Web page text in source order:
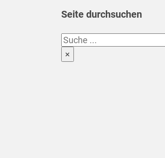
Seite durchsuchen
Suchen
×